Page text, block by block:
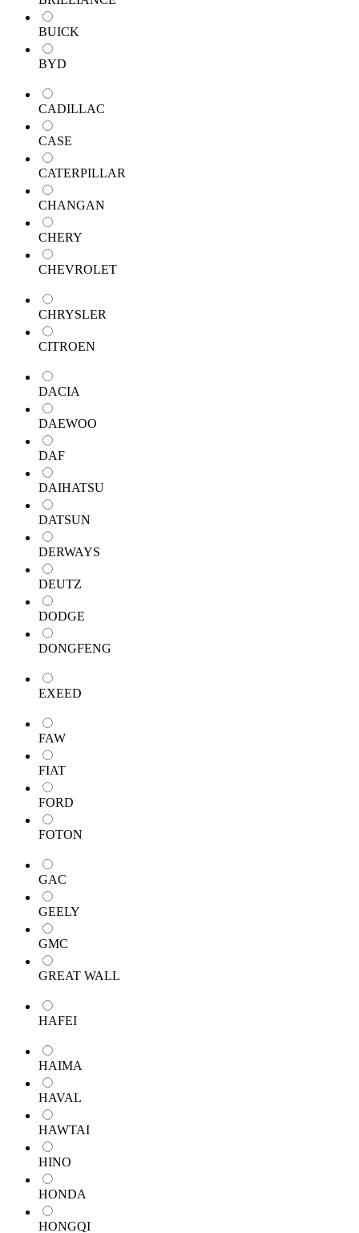
BUICK
BYD
CADILLAC
CASE
CATERPILLAR
CHANGAN
CHERY
CHEVROLET
CHRYSLER
CITROEN
DACIA
DAEWOO
DAF
DAIHATSU
DATSUN
DERWAYS
DEUTZ
DODGE
DONGFENG
EXEED
FAW
FIAT
FORD
FOTON
GAC
GEELY
GMC
GREAT WALL
HAFEI
HAIMA
HAVAL
HAWTAI
HINO
HONDA
HONGQI